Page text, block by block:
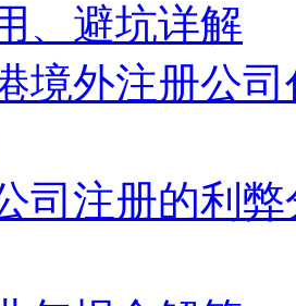
、避坑详解
境外注册公
司注册的利